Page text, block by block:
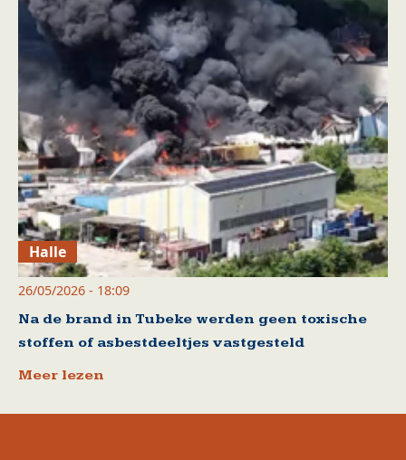
Halle
26/05/2026 - 18:09
Na de brand in Tubeke werden geen toxische
stoffen of asbestdeeltjes vastgesteld
Meer lezen